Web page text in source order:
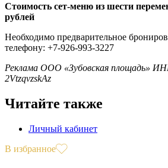
Стоимость сет-меню из шести
рублей
Необходимо предварительное
телефону: +7-926-993-3227
Реклама ООО «Зубовская площадь»
2VtzqvzskAz
Читайте также
Личный кабинет
В избранное